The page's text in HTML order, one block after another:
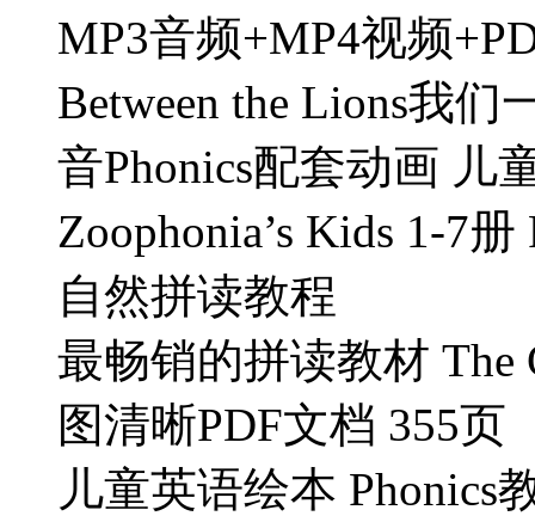
MP3音频+MP4视频
Between the Lions我
音Phonics配套动画 儿
Zoophonia’s Kids 1-7
自然拼读教程
最畅销的拼读教材 The
图清晰PDF文档 355页
儿童英语绘本 Phonics